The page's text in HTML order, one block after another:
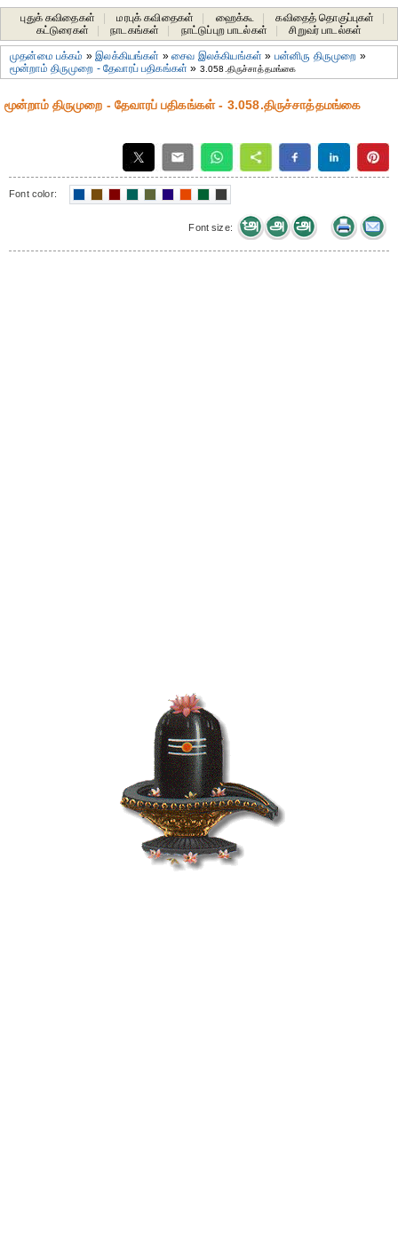
புதுக் கவிதைகள் மரபுக் கவிதைகள் ஹைக்கூ கவிதைத் தொகுப்புகள்
கட்டுரைகள்
நாடகங்கள் நாட்டுப்புற பாடல்கள் சிறுவர் பாடல்கள்
முதன்மை பக்கம் »இலக்கியங்கள் »சைவ இலக்கியங்கள் » பன்னிரு திருமுறை »
மூன்றாம் திருமுறை - தேவாரப் பதிகங்கள் » 3.058.திருச்சாத்தமங்கை
மூன்றாம் திருமுறை - தேவாரப் பதிகங்கள் - 3.058.திருச்சாத்தமங்கை
Font color:
Font size: